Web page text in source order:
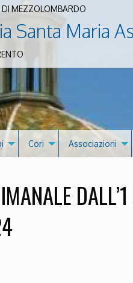
MEZZOLOMBARDO
Santa Maria
Cori Associazioni